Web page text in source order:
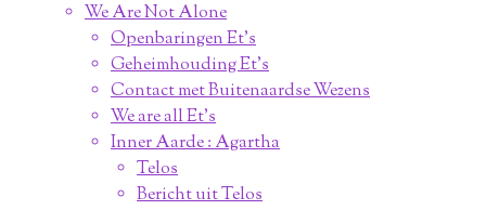
We Are Not Alone
Openbaringen Et's
Geheimhouding Et's
Contact met Buitenaardse Wezens
We are all Et's
Inner Aarde : Agartha
Telos
Bericht uit Telos